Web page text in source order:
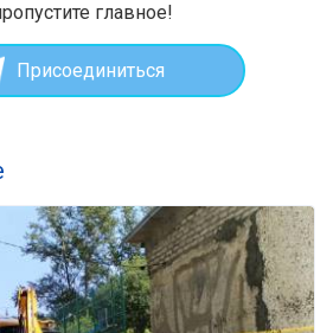
главное!
Присоединиться